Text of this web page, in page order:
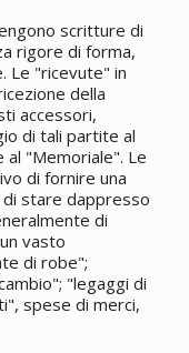
scritture di
rigore di forma,
Le "ricevute" in
della
accessori,
di tali partite al
al "Memoriale". Le
di fornire una
stare dappresso
di
vasto
di robe";
"legaggi di
spese di merci,